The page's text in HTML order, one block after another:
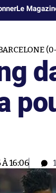
Le
À 16:06